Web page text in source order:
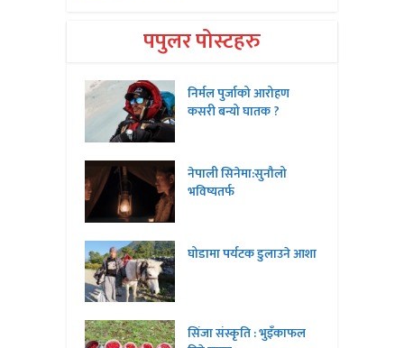
पपुलर पोस्टहरु
निर्मल पुर्जाको आरोहण
कसरी बन्यो घातक ?
नेपाली सिनेमा:सुनौलो
भविष्यतर्फ
घोडामा पर्यटक डुलाउने आशा
सिंजा संस्कृति : भुइँकाफल